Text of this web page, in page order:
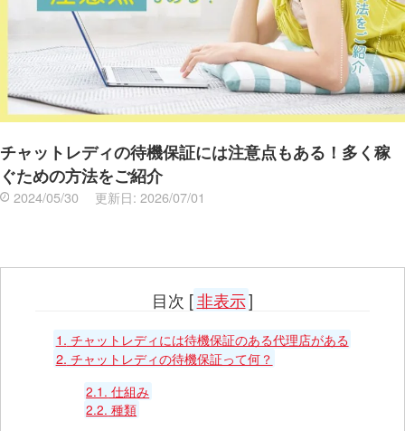
チャットレディの待機保証には注意点もある！多く稼
ぐための方法をご紹介
2024/05/30 更新日: 2026/07/01
目次 [非表示]
1. チャットレディには待機保証のある代理店がある
2. チャットレディの待機保証って何？
2.1. 仕組み
2.2. 種類